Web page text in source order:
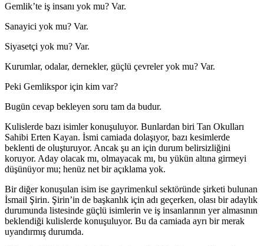
Gemlik’te iş insanı yok mu? Var.
Sanayici yok mu? Var.
Siyasetçi yok mu? Var.
Kurumlar, odalar, dernekler, güçlü çevreler yok mu? Var.
Peki Gemlikspor için kim var?
Bugün cevap bekleyen soru tam da budur.
Kulislerde bazı isimler konuşuluyor. Bunlardan biri Tan Okulları
Sahibi Erten Kayan. İsmi camiada dolaşıyor, bazı kesimlerde
beklenti de oluşturuyor. Ancak şu an için durum belirsizliğini
koruyor. Aday olacak mı, olmayacak mı, bu yükün altına girmeyi
düşünüyor mu; henüz net bir açıklama yok.
Bir diğer konuşulan isim ise gayrimenkul sektöründe şirketi bulunan
İsmail Şirin. Şirin’in de başkanlık için adı geçerken, olası bir adaylık
durumunda listesinde güçlü isimlerin ve iş insanlarının yer almasının
beklendiği kulislerde konuşuluyor. Bu da camiada ayrı bir merak
uyandırmış durumda.